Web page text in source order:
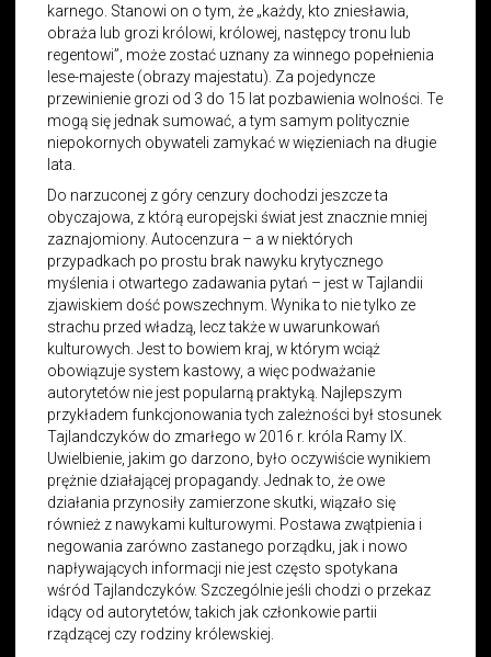
karnego. Stanowi on o tym, że „każdy, kto zniesławia,
obraża lub grozi królowi, królowej, następcy tronu lub
regentowi”, może zostać uznany za winnego popełnienia
lese-majeste (obrazy majestatu). Za pojedyncze
przewinienie grozi od 3 do 15 lat pozbawienia wolności. Te
mogą się jednak sumować, a tym samym politycznie
niepokornych obywateli zamykać w więzieniach na długie
lata.
Do narzuconej z góry cenzury dochodzi jeszcze ta
obyczajowa, z którą europejski świat jest znacznie mniej
zaznajomiony. Autocenzura – a w niektórych
przypadkach po prostu brak nawyku krytycznego
myślenia i otwartego zadawania pytań – jest w Tajlandii
zjawiskiem dość powszechnym. Wynika to nie tylko ze
strachu przed władzą, lecz także w uwarunkowań
kulturowych. Jest to bowiem kraj, w którym wciąż
obowiązuje system kastowy, a więc podważanie
autorytetów nie jest popularną praktyką. Najlepszym
przykładem funkcjonowania tych zależności był stosunek
Tajlandczyków do zmarłego w 2016 r. króla Ramy IX.
Uwielbienie, jakim go darzono, było oczywiście wynikiem
prężnie działającej propagandy. Jednak to, że owe
działania przynosiły zamierzone skutki, wiązało się
również z nawykami kulturowymi. Postawa zwątpienia i
negowania zarówno zastanego porządku, jak i nowo
napływających informacji nie jest często spotykana
wśród Tajlandczyków. Szczególnie jeśli chodzi o przekaz
idący od autorytetów, takich jak członkowie partii
rządzącej czy rodziny królewskiej.